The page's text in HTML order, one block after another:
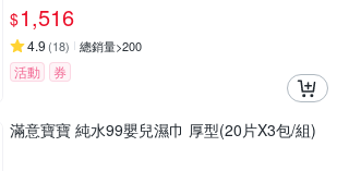
$1,516
4.9 (18) 總銷量>200
活動 券
滿意寶寶 純水99嬰兒濕巾 厚型(20片X3包/組)